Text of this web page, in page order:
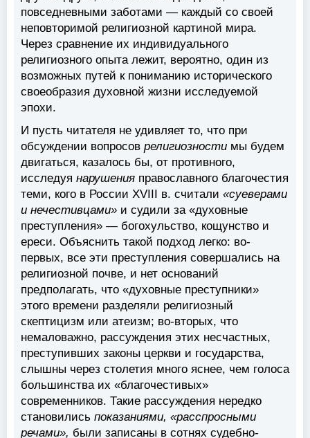
повседневными заботами — каждый со своей
неповторимой религиозной картиной мира.
Через сравнение их индивидуального
религиозного опыта лежит, вероятно, один из
возможных путей к пониманию исторического
своеобразия духовной жизни исследуемой
эпохи.
И пусть читателя не удивляет то, что при
обсуждении вопросов религиозности мы будем
двигаться, казалось бы, от противного,
исследуя нарушения православного благочестия
теми, кого в России XVIII в. считали «суеверами
и нечестивцами» и судили за «духовные
преступления» — богохульство, кощунство и
ереси. Объяснить такой подход легко: во-
первых, все эти преступления совершались на
религиозной почве, и нет оснований
предполагать, что «духовные преступники»
этого времени разделяли религиозный
скептицизм или атеизм; во-вторых, что
немаловажно, рассуждения этих несчастных,
преступивших законы церкви и государства,
слышны через столетия много яснее, чем голоса
большинства их «благочестивых»
современников. Такие рассуждения нередко
становились показаниями, «расспросными
речами», были записаны в сотнях судебно-